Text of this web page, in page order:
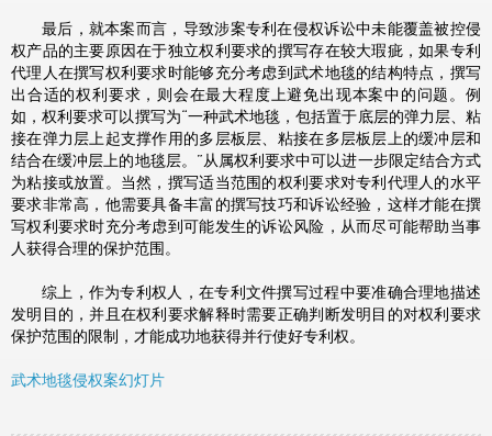
最后，就本案而言，导致涉案专利在侵权诉讼中未能覆盖被控侵
权产品的主要原因在于独立权利要求的撰写存在较大瑕疵，如果专利
代理人在撰写权利要求时能够充分考虑到武术地毯的结构特点，撰写
出合适的权利要求，则会在最大程度上避免出现本案中的问题。例
如，权利要求可以撰写为“一种武术地毯，包括置于底层的弹力层、粘
接在弹力层上起支撑作用的多层板层、粘接在多层板层上的缓冲层和
结合在缓冲层上的地毯层。”从属权利要求中可以进一步限定结合方式
为粘接或放置。当然，撰写适当范围的权利要求对专利代理人的水平
要求非常高，他需要具备丰富的撰写技巧和诉讼经验，这样才能在撰
写权利要求时充分考虑到可能发生的诉讼风险，从而尽可能帮助当事
人获得合理的保护范围。
综上，作为专利权人，在专利文件撰写过程中要准确合理地描述
发明目的，并且在权利要求解释时需要正确判断发明目的对权利要求
保护范围的限制，才能成功地获得并行使好专利权。
武术地毯侵权案幻灯片